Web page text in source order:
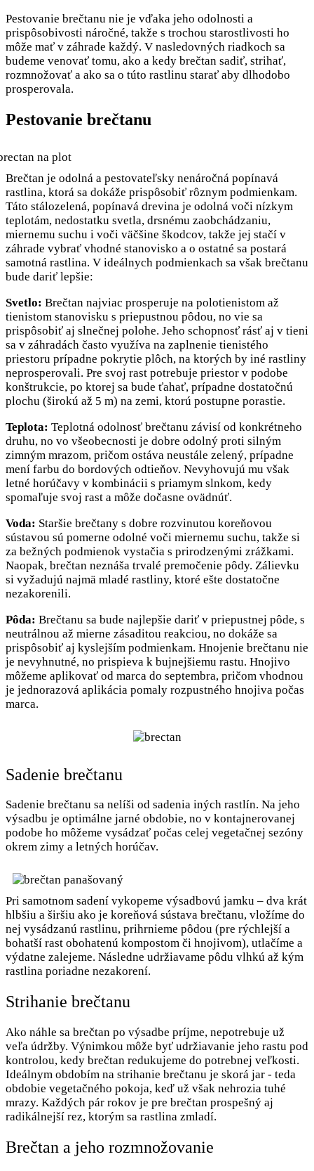
Pestovanie brečtanu nie je vďaka jeho odolnosti a
prispôsobivosti náročné, takže s trochou starostlivosti ho
môže mať v záhrade každý. V nasledovných riadkoch sa
budeme venovať tomu, ako a kedy brečtan sadiť, strihať,
rozmnožovať a ako sa o túto rastlinu starať aby dlhodobo
prosperovala.
Pestovanie brečtanu
Brečtan je odolná a pestovateľsky nenáročná popínavá
rastlina, ktorá sa dokáže prispôsobiť rôznym podmienkam.
Táto stálozelená, popínavá drevina je odolná voči nízkym
teplotám, nedostatku svetla, drsnému zaobchádzaniu,
miernemu suchu i voči väčšine škodcov, takže jej stačí v
záhrade vybrať vhodné stanovisko a o ostatné sa postará
samotná rastlina. V ideálnych podmienkach sa však brečtanu
bude dariť lepšie:
Svetlo: Brečtan najviac prosperuje na polotienistom až
tienistom stanovisku s priepustnou pôdou, no vie sa
prispôsobiť aj slnečnej polohe. Jeho schopnosť rásť aj v tieni
sa v záhradách často využíva na zaplnenie tienistého
priestoru prípadne pokrytie plôch, na ktorých by iné rastliny
neprosperovali. Pre svoj rast potrebuje priestor v podobe
konštrukcie, po ktorej sa bude ťahať, prípadne dostatočnú
plochu (širokú až 5 m) na zemi, ktorú postupne porastie.
Teplota: Teplotná odolnosť brečtanu závisí od konkrétneho
druhu, no vo všeobecnosti je dobre odolný proti silným
zimným mrazom, pričom ostáva neustále zelený, prípadne
mení farbu do bordových odtieňov. Nevyhovujú mu však
letné horúčavy v kombinácii s priamym slnkom, kedy
spomaľuje svoj rast a môže dočasne ovädnúť.
Voda: Staršie brečtany s dobre rozvinutou koreňovou
sústavou sú pomerne odolné voči miernemu suchu, takže si
za bežných podmienok vystačia s prirodzenými zrážkami.
Naopak, brečtan neznáša trvalé premočenie pôdy. Zálievku
si vyžadujú najmä mladé rastliny, ktoré ešte dostatočne
nezakorenili.
Pôda: Brečtanu sa bude najlepšie dariť v priepustnej pôde, s
neutrálnou až mierne zásaditou reakciou, no dokáže sa
prispôsobiť aj kyslejším podmienkam. Hnojenie brečtanu nie
je nevyhnutné, no prispieva k bujnejšiemu rastu. Hnojivo
môžeme aplikovať od marca do septembra, pričom vhodnou
je jednorazová aplikácia pomaly rozpustného hnojiva počas
marca.
Sadenie brečtanu
Sadenie brečtanu sa nelíši od sadenia iných rastlín. Na jeho
výsadbu je optimálne jarné obdobie, no v kontajnerovanej
podobe ho môžeme vysádzať počas celej vegetačnej sezóny
okrem zimy a letných horúčav.
Pri samotnom sadení vykopeme výsadbovú jamku – dva krát
hlbšiu a širšiu ako je koreňová sústava brečtanu, vložíme do
nej vysádzanú rastlinu, prihrnieme pôdou (pre rýchlejší a
bohatší rast obohatenú kompostom či hnojivom), utlačíme a
výdatne zalejeme. Následne udržiavame pôdu vlhkú až kým
rastlina poriadne nezakorení.
Strihanie brečtanu
Ako náhle sa brečtan po výsadbe príjme, nepotrebuje už
veľa údržby. Výnimkou môže byť udržiavanie jeho rastu pod
kontrolou, kedy brečtan redukujeme do potrebnej veľkosti.
Ideálnym obdobím na strihanie brečtanu je skorá jar - teda
obdobie vegetačného pokoja, keď už však nehrozia tuhé
mrazy. Každých pár rokov je pre brečtan prospešný aj
radikálnejší rez, ktorým sa rastlina zmladí.
Brečtan a jeho rozmnožovanie